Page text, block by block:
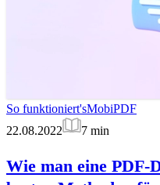
So funktioniert'sMobiPDF
22.08.2022
7 min
Wie man eine PDF-